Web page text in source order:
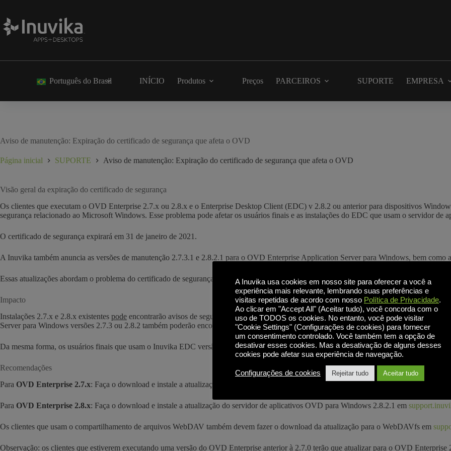
Português do Brasil INÍCIO Produtos Preços PARCEIROS SUPORTE EMPRESA
Aviso de manutenção: Expiração do certificado de segurança que afeta o OVD
Página inicial SUPORTE Aviso de manutenção: Expiração do certificado de segurança que afeta o OVD
Visão geral da expiração do certificado de segurança
Os clientes que executam o OVD Enterprise 2.7.x ou 2.8.x e o Enterprise Desktop Client (EDC) v 2.8.2 ou anterior para dispositivos
segurança relacionado ao Microsoft Windows. Esse problema pode afetar os usuários finais e as instalações do EDC que usam o servidor
O certificado de segurança expirará em 31 de janeiro de 2021.
A Inuvika também anuncia as versões de manutenção 2.7.3.1 e 2.8.2.1 para o OVD Enterprise Application Server para Windows, bem
Essas atualizações abordam o problema do certificado de segurança.
Impacto
Instalações 2.7.x e 2.8.x existentes pode encontrarão avisos de segurança, dependendo das configurações de nível de segurança do
Server para Windows versões 2.7.3 ou 2.8.2 também poderão encontrar avisos.
Da mesma forma, os usuários finais que usam o Inuvika EDC versão 2.8.2 ou anterior para Windows também podem encontrar avisos de
Recomendações
Para OVD Enterprise 2.7.x: Faça o download e instale a atualização do servidor de aplicativos OVD para Windows 2.7.3.1 em
Para OVD Enterprise 2.8.x: Faça o download e instale a atualização do servidor de aplicativos OVD para Windows 2.8.2.1 em
Os clientes que usam o compartilhamento de arquivos WebDAV também devem fazer o download da atualização para o WebDAVfs em
Observação: os clientes que estiverem executando uma versão do OVD Enterprise anterior à 2.7.0 terão que atualizar para o OVD
A Inuvika usa cookies em nosso site para oferecer a você a
experiência mais relevante, lembrando suas preferências e
visitas repetidas de acordo com nosso Política de Privacidade.
Ao clicar em "Accept All" (Aceitar tudo), você concorda com o
uso de TODOS os cookies. No entanto, você pode visitar
"Cookie Settings" (Configurações de cookies) para fornecer
um consentimento controlado. Você também tem a opção de
desativar esses cookies. Mas a desativação de alguns desses
cookies pode afetar sua experiência de navegação.
Configurações de cookies Rejeitar tudo Aceitar tudo